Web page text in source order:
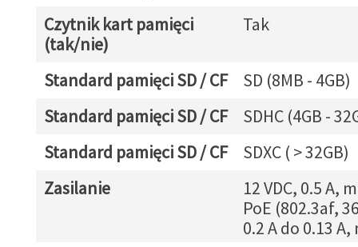
Czytnik kart pamięci
(tak/nie)
Tak
Standard pamięci SD / CF
SD (8MB - 4GB)
Standard pamięci SD / CF
SDHC (4GB -
Standard pamięci SD / CF
SDXC ( > 32GB)
Zasilanie
12 VDC, 0.5 A,
PoE (802.3af,
0.2 A do 0.13 A,